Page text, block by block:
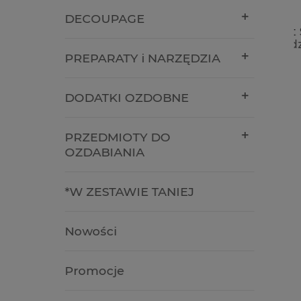
DECOUPAGE
PREPARATY i NARZĘDZIA
DODATKI OZDOBNE
PRZEDMIOTY DO
OZDABIANIA
*W ZESTAWIE TANIEJ
Nowości
Promocje